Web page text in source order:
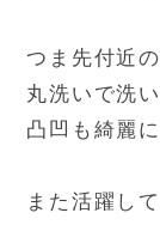
つま先付近
丸洗いで洗
凸凹も綺麗
また活躍し